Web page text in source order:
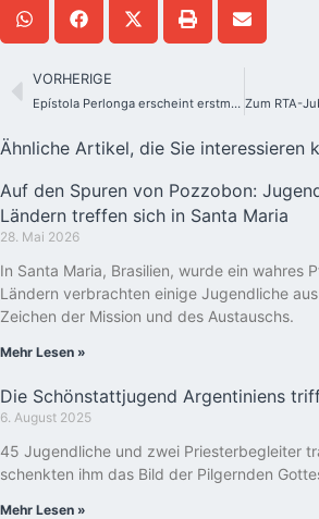
VORHERIGE
Epístola Perlonga erscheint erstmals auf Spanisch
Ähnliche Artikel, die Sie interessieren
Auf den Spuren von Pozzobon:
Ländern treffen sich in Santa Maria
28. Mai 2026
In Santa Maria, Brasilien, wurde ein wahres
Ländern verbrachten einige Jugendliche
Zeichen der Mission und des Austauschs.
Mehr Lesen »
Die Schönstattjugend Argentiniens
6. August 2025
45 Jugendliche und zwei Priesterbegleiter
schenkten ihm das Bild der Pilgernden
Mehr Lesen »